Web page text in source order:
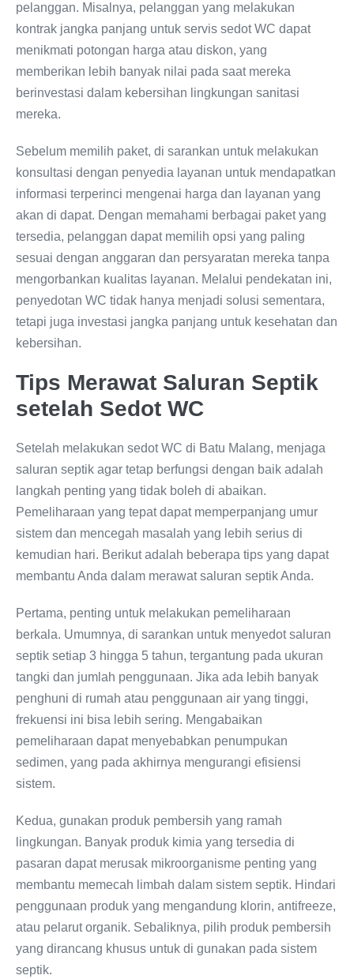
pelanggan. Misalnya, pelanggan yang melakukan
kontrak jangka panjang untuk servis sedot WC dapat
menikmati potongan harga atau diskon, yang
memberikan lebih banyak nilai pada saat mereka
berinvestasi dalam kebersihan lingkungan sanitasi
mereka.
Sebelum memilih paket, di sarankan untuk melakukan
konsultasi dengan penyedia layanan untuk mendapatkan
informasi terperinci mengenai harga dan layanan yang
akan di dapat. Dengan memahami berbagai paket yang
tersedia, pelanggan dapat memilih opsi yang paling
sesuai dengan anggaran dan persyaratan mereka tanpa
mengorbankan kualitas layanan. Melalui pendekatan ini,
penyedotan WC tidak hanya menjadi solusi sementara,
tetapi juga investasi jangka panjang untuk kesehatan dan
kebersihan.
Tips Merawat Saluran Septik
setelah Sedot WC
Setelah melakukan sedot WC di Batu Malang, menjaga
saluran septik agar tetap berfungsi dengan baik adalah
langkah penting yang tidak boleh di abaikan.
Pemeliharaan yang tepat dapat memperpanjang umur
sistem dan mencegah masalah yang lebih serius di
kemudian hari. Berikut adalah beberapa tips yang dapat
membantu Anda dalam merawat saluran septik Anda.
Pertama, penting untuk melakukan pemeliharaan
berkala. Umumnya, di sarankan untuk menyedot saluran
septik setiap 3 hingga 5 tahun, tergantung pada ukuran
tangki dan jumlah penggunaan. Jika ada lebih banyak
penghuni di rumah atau penggunaan air yang tinggi,
frekuensi ini bisa lebih sering. Mengabaikan
pemeliharaan dapat menyebabkan penumpukan
sedimen, yang pada akhirnya mengurangi efisiensi
sistem.
Kedua, gunakan produk pembersih yang ramah
lingkungan. Banyak produk kimia yang tersedia di
pasaran dapat merusak mikroorganisme penting yang
membantu memecah limbah dalam sistem septik. Hindari
penggunaan produk yang mengandung klorin, antifreeze,
atau pelarut organik. Sebaliknya, pilih produk pembersih
yang dirancang khusus untuk di gunakan pada sistem
septik.